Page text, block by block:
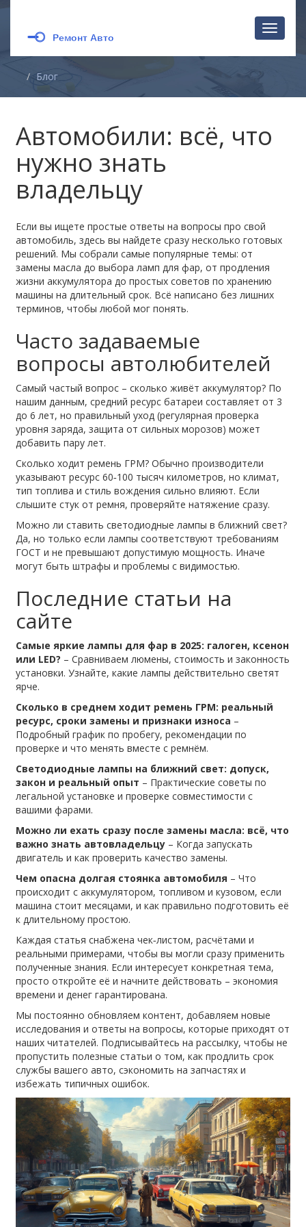
Блог
Автомобили: всё, что
нужно знать
владельцу
Если вы ищете простые ответы на вопросы про свой
автомобиль, здесь вы найдете сразу несколько готовых
решений. Мы собрали самые популярные темы: от
замены масла до выбора ламп для фар, от продления
жизни аккумулятора до простых советов по хранению
машины на длительный срок. Всё написано без лишних
терминов, чтобы любой мог понять.
Часто задаваемые
вопросы автолюбителей
Самый частый вопрос – сколько живёт аккумулятор? По
нашим данным, средний ресурс батареи составляет от 3
до 6 лет, но правильный уход (регулярная проверка
уровня заряда, защита от сильных морозов) может
добавить пару лет.
Сколько ходит ремень ГРМ? Обычно производители
указывают ресурс 60‑100 тысяч километров, но климат,
тип топлива и стиль вождения сильно влияют. Если
слышите стук от ремня, проверяйте натяжение сразу.
Можно ли ставить светодиодные лампы в ближний свет?
Да, но только если лампы соответствуют требованиям
ГОСТ и не превышают допустимую мощность. Иначе
могут быть штрафы и проблемы с видимостью.
Последние статьи на
сайте
Самые яркие лампы для фар в 2025: галоген, ксенон
или LED? – Сравниваем люмены, стоимость и законность
установки. Узнайте, какие лампы действительно светят
ярче.
Сколько в среднем ходит ремень ГРМ: реальный
ресурс, сроки замены и признаки износа –
Подробный график по пробегу, рекомендации по
проверке и что менять вместе с ремнём.
Светодиодные лампы на ближний свет: допуск,
закон и реальный опыт – Практические советы по
легальной установке и проверке совместимости с
вашими фарами.
Можно ли ехать сразу после замены масла: всё, что
важно знать автовладельцу – Когда запускать
двигатель и как проверить качество замены.
Чем опасна долгая стоянка автомобиля – Что
происходит с аккумулятором, топливом и кузовом, если
машина стоит месяцами, и как правильно подготовить её
к длительному простою.
Каждая статья снабжена чек‑листом, расчётами и
реальными примерами, чтобы вы могли сразу применить
полученные знания. Если интересует конкретная тема,
просто откройте её и начните действовать – экономия
времени и денег гарантирована.
Мы постоянно обновляем контент, добавляем новые
исследования и ответы на вопросы, которые приходят от
наших читателей. Подписывайтесь на рассылку, чтобы не
пропустить полезные статьи о том, как продлить срок
службы вашего авто, сэкономить на запчастях и
избежать типичных ошибок.